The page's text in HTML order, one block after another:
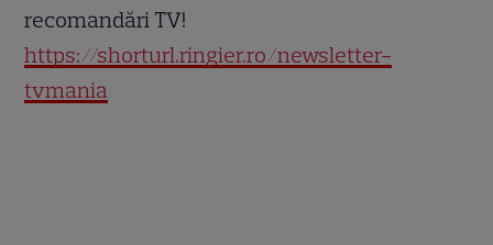
recomandări TV!
https://shorturl.ringier.ro/newsletter-
tvmania